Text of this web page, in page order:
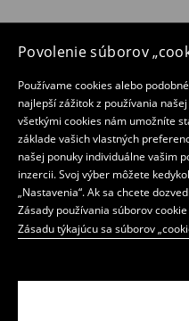
Povolenie súborov
Používame cookies alebo
najlepší zážitok z používania
všetkými cookies nám umožníte
základe vašich vlastných
našej ponuky individuálne vašim
inzercii. Svoj výber môžete
„Nastavenia“. Ak sa chcete
Zásady používania súborov
Zásadu týkajúcu sa súborov